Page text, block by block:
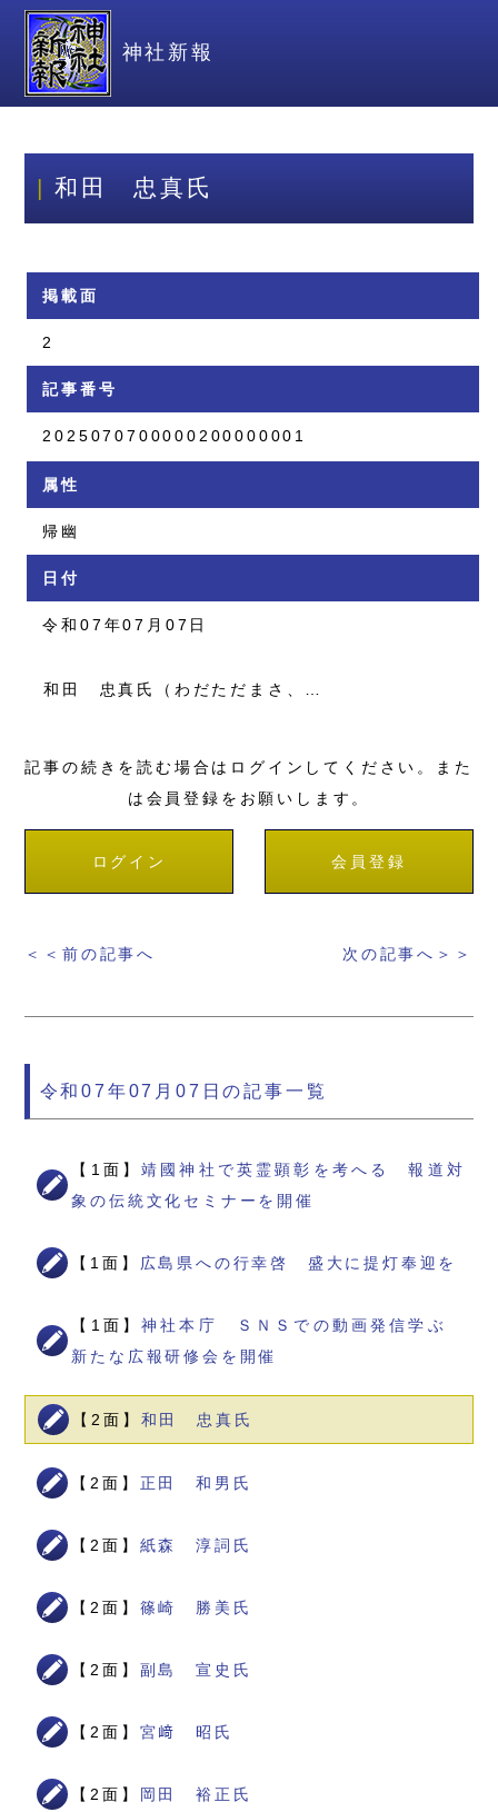
神社新報
和田 忠真氏
掲載面
2
記事番号
2025070700000200000001
属性
帰幽
日付
令和07年07月07日
和田 忠真氏（わだただまさ、…
記事の続きを読む場合はログインしてください。また
は会員登録をお願いします。
ログイン 会員登録
＜＜前の記事へ 次の記事へ＞＞
令和07年07月07日の記事一覧
【1面】靖國神社で英霊顕彰を考へる 報道対
象の伝統文化セミナーを開催
【1面】 広島県への行幸啓 盛大に提灯奉迎を
【1面】神社本庁 ＳＮＳでの動画発信学ぶ
新たな広報研修会を開催
【2面】 和田 忠真氏
【2面】 正田 和男氏
【2面】 紙森 淳詞氏
【2面】 篠崎 勝美氏
【2面】 副島 宣史氏
【2面】 宮﨑 昭氏
【2面】 岡田 裕正氏